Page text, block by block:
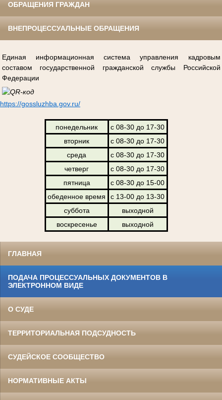
ОБРАЩЕНИЯ ГРАЖДАН
ВНЕПРОЦЕССУАЛЬНЫЕ ОБРАЩЕНИЯ
Единая информационная система управления кадровым
составом государственной гражданской службы Российской
Федерации
https://gossluzhba.gov.ru/
понедельник
с 08-30 до 17-30
вторник
с 08-30 до 17-30
среда
с 08-30 до 17-30
четверг
с 08-30 до 17-30
пятница
с 08-30 до 15-00
обеденное время
с 13-00 до 13-30
суббота
выходной
воскресенье
выходной
ГЛАВНАЯ
ПОДАЧА ПРОЦЕССУАЛЬНЫХ ДОКУМЕНТОВ В
ЭЛЕКТРОННОМ ВИДЕ
О СУДЕ
ТЕРРИТОРИАЛЬНАЯ ПОДСУДНОСТЬ
СУДЕЙСКОЕ СООБЩЕСТВО
НОРМАТИВНЫЕ АКТЫ